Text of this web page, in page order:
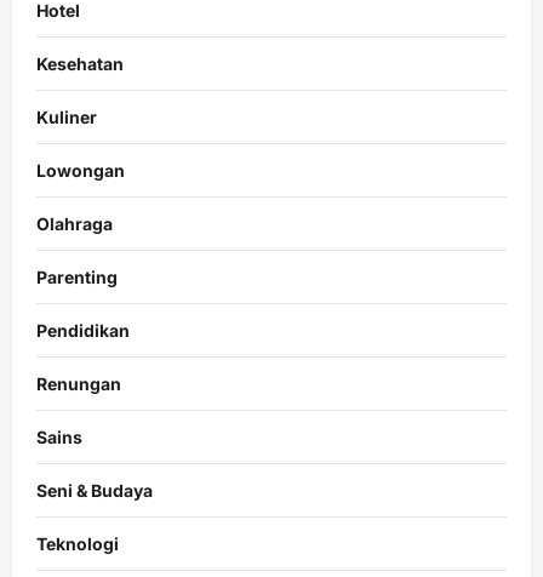
Hotel
Kesehatan
Kuliner
Lowongan
Olahraga
Parenting
Pendidikan
Renungan
Sains
Seni & Budaya
Teknologi